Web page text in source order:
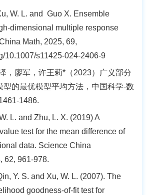
W. L. and Guo X. Ensemble
dimensional multiple response
Math, 2025, 69,
10.1007/s11425-024-2406-9
，廖军，许王莉*（2023）广义部分
型的最优模型平均方法，中国科学-数
1486.
L. and Zhu, L. X. (2019) A
test for the mean difference of
data. Science China
62, 961-978.
Y. S. and Xu, W. L. (2007). The
goodness-of-fit test for